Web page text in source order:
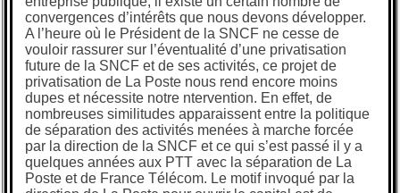
convergences d’intérêts que nous devons développer.
A l’heure où le Président de la SNCF ne cesse de
vouloir rassurer sur l’éventualité d’une privatisation
future de la SNCF et de ses activités, ce projet de
privatisation de La Poste nous rend encore moins
dupes et nécessite notre ntervention. En effet, de
nombreuses similitudes apparaissent entre la politique
de séparation des activités menées à marche forcée
par la direction de la SNCF et ce qui s’est passé il y a
quelques années aux PTT avec la séparation de La
Poste et de France Télécom. Le motif invoqué par la